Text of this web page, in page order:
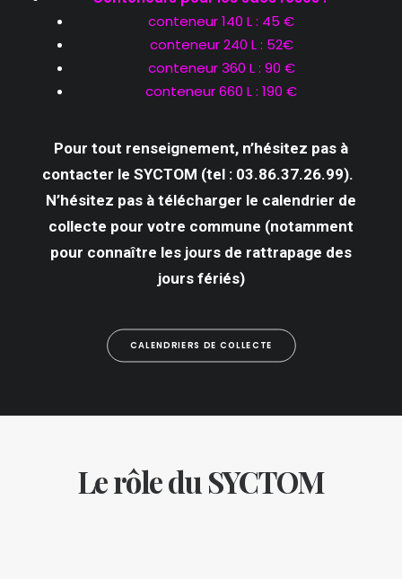
conteneur 140 L : 45 €
conteneur 240 L : 52€
conteneur 360 L : 90 €
conteneur 660 L : 190 €
Pour tout renseignement, n’hésitez pas à
contacter le SYCTOM (tel : 03.86.37.26.99).
N’hésitez pas à télécharger le calendrier de
collecte pour votre commune (notamment
pour connaître les jours de rattrapage des
jours fériés)
CALENDRIERS DE COLLECTE
Le rôle du SYCTOM